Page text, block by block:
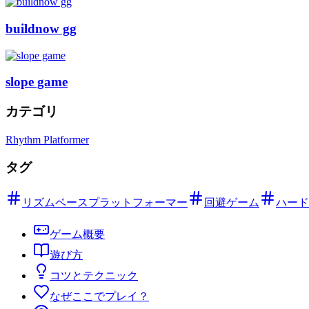
buildnow gg
slope game
カテゴリ
Rhythm Platformer
タグ
リズムベースプラットフォーマー 回避ゲーム ハー
ゲーム概要
遊び方
コツとテクニック
なぜここでプレイ？